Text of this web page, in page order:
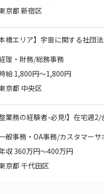
京都 新宿区
本橋エリア】宇宙に関する社団
理・財務/総務事務
給 1,800円～1,800円
京都 中央区
整業務の経験者-必見!】在宅週
般事務・OA事務/カスタマーサ
収 360万円～400万円
京都 千代田区